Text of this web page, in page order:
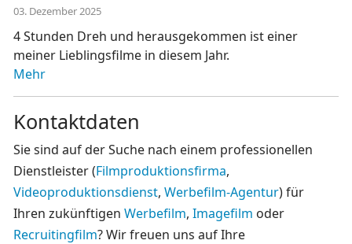
03. Dezember 2025
4 Stunden Dreh und herausgekommen ist einer
meiner Lieblingsfilme in diesem Jahr.
Mehr
Kontaktdaten
Sie sind auf der Suche nach einem professionellen
Dienstleister (Filmproduktionsfirma,
Videoproduktionsdienst, Werbefilm-Agentur) für
Ihren zukünftigen Werbefilm, Imagefilm oder
Recruitingfilm? Wir freuen uns auf Ihre